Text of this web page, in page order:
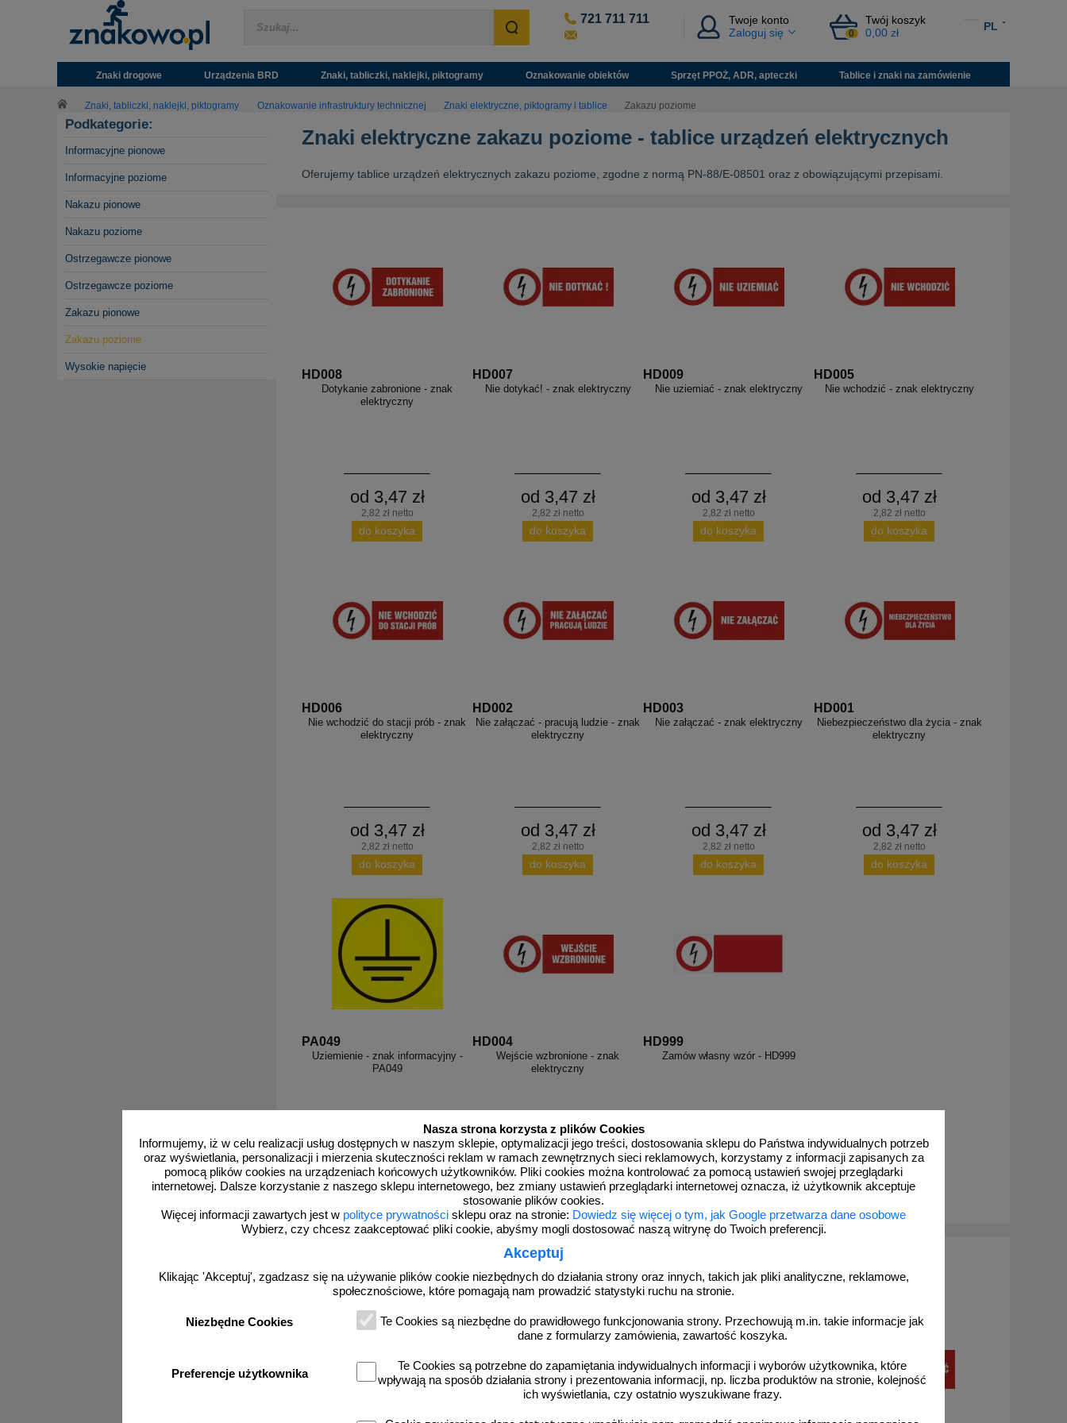
Nasza strona korzysta z plików Cookies
Informujemy, iż w celu realizacji usług dostępnych w naszym sklepie, optymalizacji jego treści, dostosowania sklepu do Państwa indywidualnych potrzeb
oraz wyświetlania, personalizacji i mierzenia skuteczności reklam w ramach zewnętrznych sieci reklamowych, korzystamy z informacji zapisanych za
pomocą plików cookies na urządzeniach końcowych użytkowników. Pliki cookies można kontrolować za pomocą ustawień swojej przeglądarki
internetowej. Dalsze korzystanie z naszego sklepu internetowego, bez zmiany ustawień przeglądarki internetowej oznacza, iż użytkownik akceptuje
stosowanie plików cookies.
Więcej informacji zawartych jest w polityce prywatności sklepu oraz na stronie: Dowiedz się więcej o tym, jak Google przetwarza dane osobowe
Wybierz, czy chcesz zaakceptować pliki cookie, abyśmy mogli dostosować naszą witrynę do Twoich preferencji.
Akceptuj
Klikając 'Akceptuj', zgadzasz się na używanie plików cookie niezbędnych do działania strony oraz innych, takich jak pliki analityczne, reklamowe,
społecznościowe, które pomagają nam prowadzić statystyki ruchu na stronie.
Niezbędne Cookies
Te Cookies są niezbędne do prawidłowego funkcjonowania strony. Przechowują m.in. takie informacje jak
dane z formularzy zamówienia, zawartość koszyka.
Preferencje użytkownika
Te Cookies są potrzebne do zapamiętania indywidualnych informacji i wyborów użytkownika, które
wpływają na sposób działania strony i prezentowania informacji, np. liczba produktów na stronie, kolejność
ich wyświetlania, czy ostatnio wyszukiwane frazy.
721 711 711
Twoje konto
Zaloguj się
Twój koszyk
0 0,00 zł
PL
Znaki drogowe Urządzenia BRD Znaki, tabliczki, naklejki, piktogramy Oznakowanie obiektów Sprzęt PPOŻ, ADR, apteczki Tablice i znaki na zamówienie
Znaki, tabliczki, naklejki, piktogramy Oznakowanie infrastruktury technicznej Znaki elektryczne, piktogramy i tablice Zakazu poziome
Podkategorie:
Informacyjne pionowe
Informacyjne poziome
Nakazu pionowe
Nakazu poziome
Ostrzegawcze pionowe
Ostrzegawcze poziome
Zakazu pionowe
Zakazu poziome
Wysokie napięcie
Znaki elektryczne zakazu poziome - tablice urządzeń elektrycznych
Oferujemy tablice urządzeń elektrycznych zakazu poziome, zgodne z normą PN-88/E-08501 oraz z obowiązującymi przepisami.
HD008
Dotykanie zabronione - znak
elektryczny
od 3,47 zł
2,82 zł netto
do koszyka
HD007
Nie dotykać! - znak elektryczny
od 3,47 zł
2,82 zł netto
do koszyka
HD009
Nie uziemiać - znak elektryczny
od 3,47 zł
2,82 zł netto
do koszyka
HD005
Nie wchodzić - znak elektryczny
od 3,47 zł
2,82 zł netto
do koszyka
HD006
Nie wchodzić do stacji prób - znak
elektryczny
od 3,47 zł
2,82 zł netto
do koszyka
HD002
Nie załączać - pracują ludzie - znak
elektryczny
od 3,47 zł
2,82 zł netto
do koszyka
HD003
Nie załączać - znak elektryczny
od 3,47 zł
2,82 zł netto
do koszyka
HD001
Niebezpieczeństwo dla życia - znak
elektryczny
od 3,47 zł
2,82 zł netto
do koszyka
PA049
Uziemienie - znak informacyjny -
PA049
od 3,23 zł
2,63 zł netto
HD004
Wejście wzbronione - znak
elektryczny
od 3,47 zł
2,82 zł netto
do koszyka
HD999
Zamów własny wzór - HD999
Najlepiej sprzedające się produkty